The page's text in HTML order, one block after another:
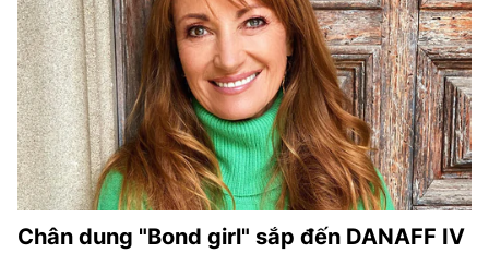
Chân dung "Bond girl" sắp đến DANAFF IV